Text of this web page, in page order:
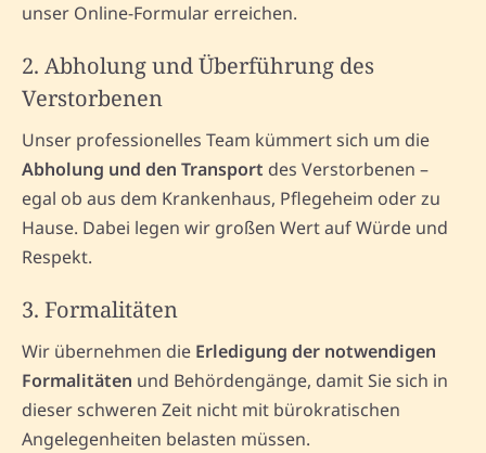
unser Online-Formular erreichen.
2. Abholung und Überführung des
Verstorbenen
Unser professionelles Team kümmert sich um die
Abholung und den Transport des Verstorbenen –
egal ob aus dem Krankenhaus, Pflegeheim oder zu
Hause. Dabei legen wir großen Wert auf Würde und
Respekt.
3. Formalitäten
Wir übernehmen die Erledigung der notwendigen
Formalitäten und Behördengänge, damit Sie sich in
dieser schweren Zeit nicht mit bürokratischen
Angelegenheiten belasten müssen.